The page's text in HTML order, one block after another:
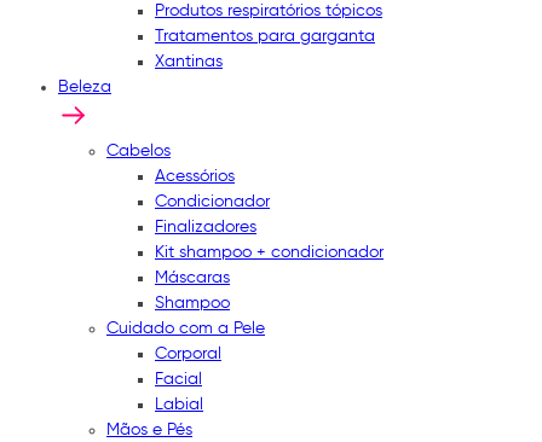
Produtos respiratórios tópicos
Tratamentos para garganta
Xantinas
Beleza
Cabelos
Acessórios
Condicionador
Finalizadores
Kit shampoo + condicionador
Máscaras
Shampoo
Cuidado com a Pele
Corporal
Facial
Labial
Mãos e Pés